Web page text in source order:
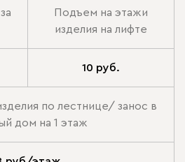
Подъем на этажи
изделия на лифте
10 руб.
по лестнице/ занос в
дом на 1 этаж